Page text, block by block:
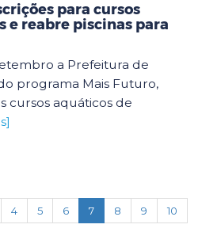
para cursos
e reabre piscinas para
a Prefeitura de
programa Mais Futuro,
cursos aquáticos de
4 5 6 7(current)
8 9
10